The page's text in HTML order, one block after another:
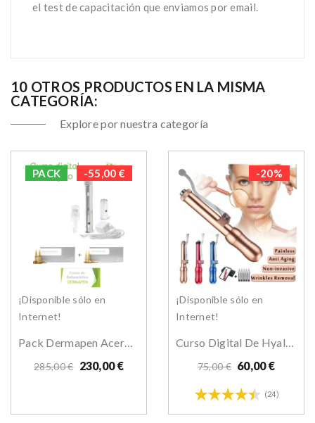
el test de capacitación que enviamos por email.
10 OTROS PRODUCTOS EN LA MISMA
CATEGORÍA:
Explore por nuestra categoría
-55,00 €
¡Disponible sólo en
Internet!
PACK
Pack Dermapen Acero+ Puntas+viales+curso Online
285,00 € 230,00 €
-20%
¡Disponible sólo en
Internet!
Curso Digital De Hyaluronpen Y Diploma
75,00 € 60,00 €
(24)